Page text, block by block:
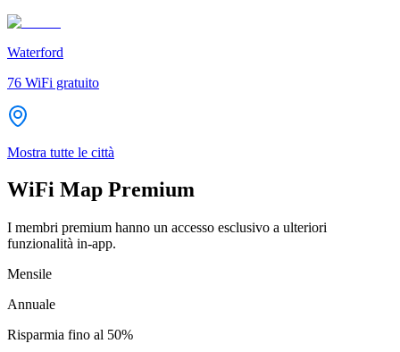
Waterford
76 WiFi gratuito
Mostra tutte le città
WiFi Map Premium
I membri premium hanno un accesso esclusivo a ulteriori
funzionalità in-app.
Mensile
Annuale
Risparmia fino al 50%